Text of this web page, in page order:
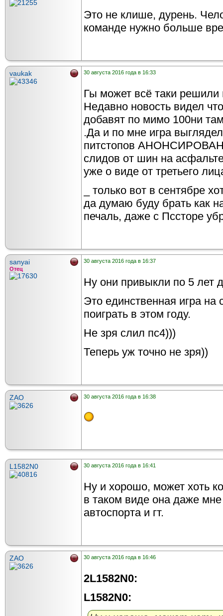
Это не клише, дурень.
команде нужно больше
vaukak 30 августа 2016 года в 16:33
Гы может всё таки решили
Недавно новость видел
добавят по мимо 100ни
.Да и по мне игра
питстопов
слидов от шин на
уже о виде от третьего
_ только вот в сентябре
да думаю буду брать как
печаль, даже с Пссторе
sanyai
Отец
30 августа 2016 года в 16:37
Ну они привыкли по 5 лет
Это единственная игра на
поиграть в этом году.
Не зря слил пс4)))
Теперь уж точно не зря))
ZAO 30 августа 2016 года в 16:38
L1582N0 30 августа 2016 года в 16:41
Ну и хорошо, может хоть
в таком виде она даже
автоспорта и гт.
ZAO 30 августа 2016 года в 16:46
2L1582N0:
L1582N0: